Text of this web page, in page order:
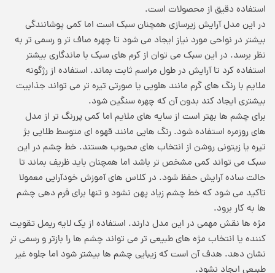
استفاده دقیق از محصولات است.
در این مدل آرایش زیرسازی همچنان سبک است اما کمی پوشانندگی
بیشتر در نواحی مورد نیاز ایجاد می شود تا چهره صاف تر و رسمی تر به
نظر برسد. در این سبک می توان از کرم های سبک با ماندگاری بیشتر
استفاده کرد تا آرایش در طول مراسم ثابت بماند. استفاده از رژگونه
ملایم با رنگ های گرم مانند هلویی یا صورتی تیره تر می تواند جذابیت
بیشتری ایجاد کند بدون آن که چهره سنگین شود.
برای چشم ها بهتر است از سایه های ملایم اما کمی پررنگ تر از مدل
های روزمره استفاده شود. رنگ هایی مانند قهوه ای متوسط طلایی بژ
تیره یا زیتونی روشن از انتخاب های محبوب هستند. خط چشم در این
سبک می تواند کمی مشخص تر باشد اما همچنان باید ظریف بماند تا
حالت ساده آرایش حفظ شود. در کلاس های آموزش خودآرایی معمولا
تاکید می شود که خط چشم زیاد پهن نشود و تنها برای فرم دهی چشم
ها به کار برود.
مژه ها نقش مهمی در این مدل دارند. استفاده از یک لایه ریمل تقویت
کننده یا انتخاب مژه های طبیعی تر می تواند چشم ها را بازتر و رسمی تر
نشان دهد. هدف آن است که زیبایی چشم ها بیشتر شود اما جلوه غیر